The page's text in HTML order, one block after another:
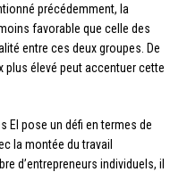
précédemment, la
favorable que celle des
entre ces deux groupes. De
plus élevé peut accentuer cette
EI pose un défi en termes de
la montée du travail
d’entrepreneurs individuels, il